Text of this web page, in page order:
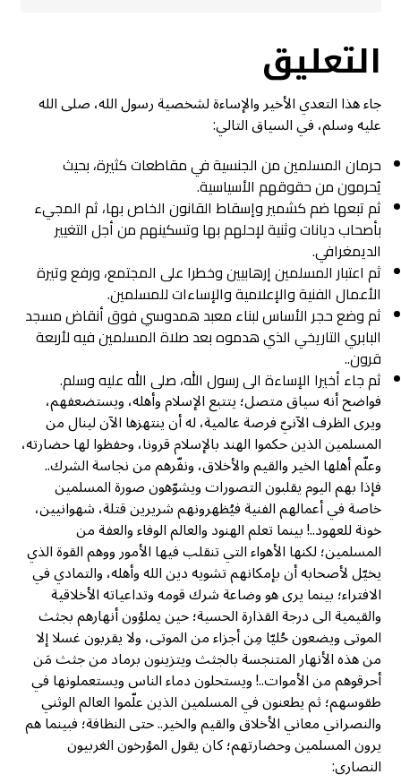
التعليق
جاء هذا التعدي الأخير والإساءة لشخصية رسول الله، صلى الله
عليه وسلم، في السياق التالي:
حرمان المسلمين من الجنسية في مقاطعات كثيرة، بحيث
يُحرمون من حقوقهم الأسياسية.
ثم تبعها ضم كشمير وإسقاط القانون الخاص بها، ثم المجيء
بأصحاب ديانات وثنية لإحلهم بها وتسكينهم من أجل التغيير
الديمغرافي.
ثم اعتبار المسلمين إرهابيين وخطرا على المجتمع، ورفع وتيرة
الأعمال الفنية والإعلامية والإساءات للمسلمين.
ثم وضع حجر الأساس لبناء معبد همدوسي فوق أنقاض مسجد
البابري التاريخي الذي هدموه بعد صلاة المسلمين فيه لأربعة
قرون..
ثم جاء أخيرا الإساءة الى رسول الله، صلى الله عليه وسلم.
فواضح أنه سياق متصل؛ يتتبع الإسلام وأهله، ويستضعفهم،
ويرى الظرف الآنيّ فرصة عالمية، له أن ينتهزها الآن لينال من
المسلمين الذين حكموا الهند بالإسلام قرونا، وحفظوا لها حضارته،
وعلّم أهلها الخير والقيم والأخلاق، ونفّرهم من نجاسة الشرك..
فإذا بهم اليوم يقلبون التصورات ويشوّهون صورة المسلمين
خاصة في أعمالهم الفنية فيُظهرونهم شريرين قتلة، شهوانيين،
خونة للعهود..! بينما تعلم الهنود والعالم الوفاء والعفة من
المسلمين؛ لكنها الأهواء التي تنقلب فيها الأمور ووهم القوة الذي
يخيّل لأصحابه أن بإمكانهم تشويه دين الله وأهله، والتمادي في
الافتراء؛ بينما يرى هو وضاعة شرك قومه وتداعياته الأخلاقية
والقيمية الى درجة القذارة الحسية؛ حين يملؤون أنهارهم بجثث
الموتى ويضعون حُليّا مِن أجزاء من الموتى، ولا يقربون غسلا إلا
من هذه الأنهار المتنجسة بالجثث ويتزينون برماد من جثث مَن
أحرقوهم من الأموات..! ويستحلون دماء الناس ويستعملونها في
طقوسهم؛ ثم يطعنون في المسلمين الذين علّموا العالم الوثني
والنصراني معاني الأخلاق والقيم والخير.. حتى النظافة؛ فبينما هم
يرون المسلمين وحضارتهم؛ كان يقول المؤرخون الغربيون
النصارى: